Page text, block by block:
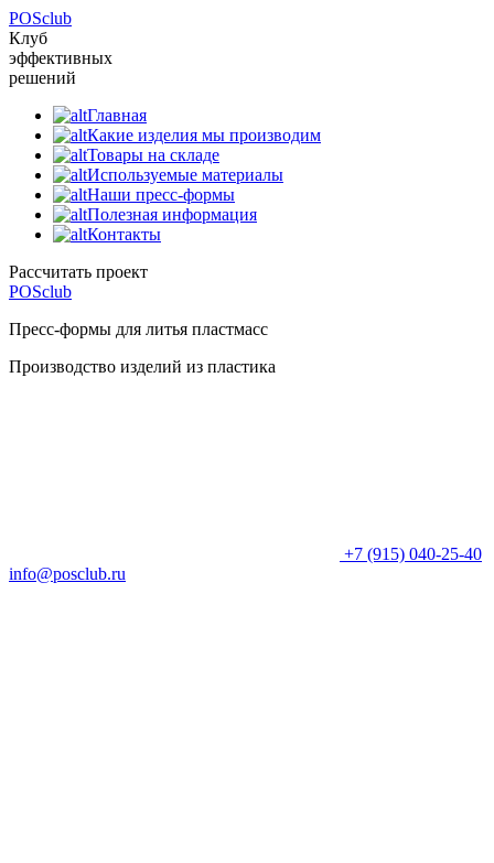
POSclub
Клуб
эффективных
решений
Главная
Какие изделия мы производим
Товары на складе
Используемые материалы
Наши пресс-формы
Полезная информация
Контакты
Расcчитать проект
POSclub
Пресс-формы для литья пластмасс
Производство изделий из пластика
+7 (915) 040-25-40
info@posclub.ru